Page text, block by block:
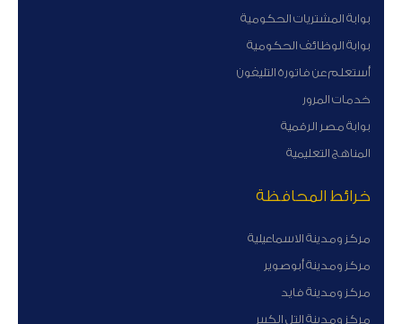
بوابة المشتريات الحكومية
بوابة الوظائف الحكومية
أستعلم عن فاتورة التليفون
خدمات المرور
بوابة مصر الرقمية
المناهج التعليمية
خرائط المحافظة
مركز ومدينة الاسماعيلية
مركز ومدينة أبوصوير
مركز ومدينة فايد
مركز ومدينة التل الكبير